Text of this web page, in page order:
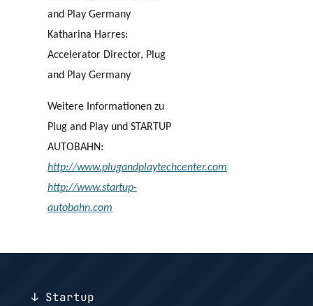
and Play Germany
Katharina Harres:
Accelerator Director, Plug
and Play Germany
Weitere Informationen zu
Plug and Play und STARTUP
AUTOBAHN:
http://www.plugandplaytechcenter.com
http://www.startup-
autobahn.com
↓ Startup